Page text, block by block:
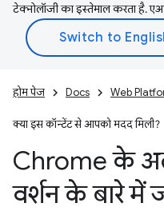
टेक्नोलॉजी का इस्तेमाल करता है.
होम पेज Docs Web
क्या इस कॉन्टेंट से आपको मदद मिली?
Chrome के
वर्शन के बारे में